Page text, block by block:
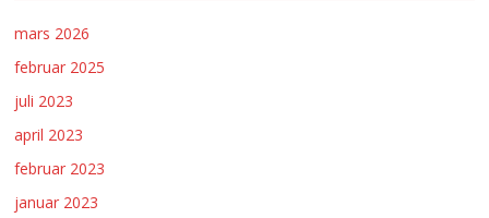
mars 2026
februar 2025
juli 2023
april 2023
februar 2023
januar 2023